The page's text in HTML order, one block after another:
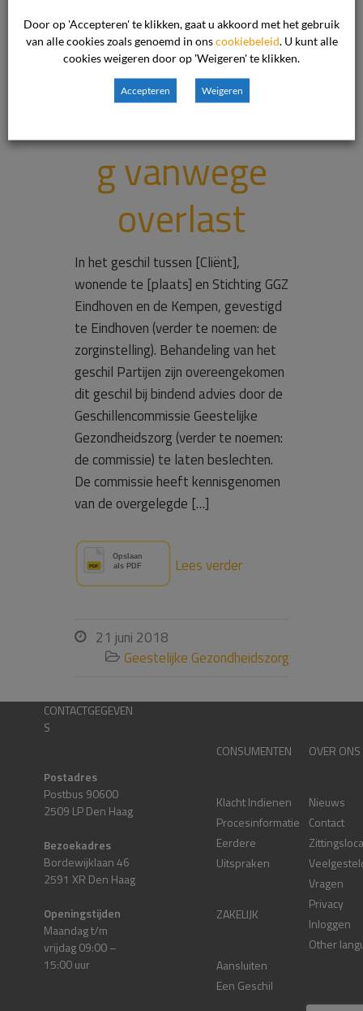
Terecht
gegeven
waarschuwin
g vanwege
overlast
In het geschil tussen [Cliënt],
wonende te [plaats] en Stichting GGZ
Eindhoven en de Kempen, gevestigd
te Eindhoven (verder te noemen: de
zorginstelling). Behandeling van het
geschil Partijen zijn overeengekomen
dit geschil bij bindend advies door de
Geschillencommissie Geestelijke
Gezondheidszorg (verder te noemen:
de commissie) te laten beslechten.
De commissie heeft kennisgenomen
van de overgelegde […]
Lees verder
 21 juni 2018
 Geestelijke Gezondheidszorg
CONTACTGEGEVEN
S
Postadres
Postbus 90600
2509 LP Den Haag
Bezoekadres
Bordewijklaan 46
2591 XR Den Haag
Openingstijden
Maandag t/m
vrijdag 09:00 –
15:00 uur
CONSUMENTEN
Klacht Indienen
Procesinformatie
Eerdere
Uitspraken
ZAKELIJK
Aansluiten
Een Geschil
OVER ONS
Nieuws
Contact
Vragen
Privacy
Inloggen
Other
Door op 'Accepteren' te klikken, gaat u akkoord met het gebruik
van alle cookies zoals genoemd in onscookiebeleid. U kunt alle
cookies weigeren door op 'Weigeren' te klikken.
Accepteren Weigeren